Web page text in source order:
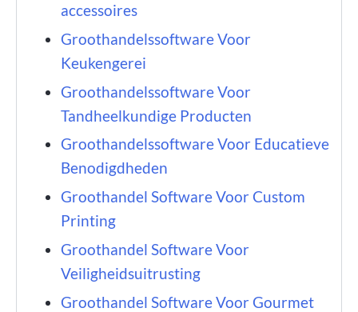
accessoires
Groothandelssoftware Voor
Keukengerei
Groothandelssoftware Voor
Tandheelkundige Producten
Groothandelssoftware Voor Educatieve
Benodigdheden
Groothandel Software Voor Custom
Printing
Groothandel Software Voor
Veiligheidsuitrusting
Groothandel Software Voor Gourmet